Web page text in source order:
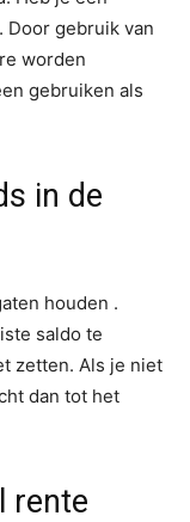
Door gebruik van
worden
gebruiken als
in de
houden .
saldo te
zetten. Als je niet
dan tot het
rente